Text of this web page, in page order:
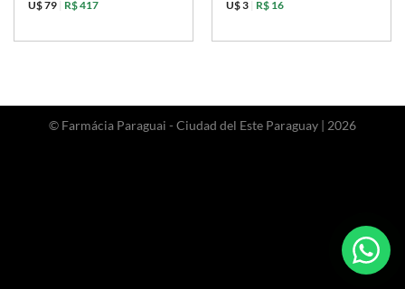
U$ 79 R$ 417 U$ 3 R$ 16
© Farmácia Paraguai - Ciudad del Este Paraguay | 2026